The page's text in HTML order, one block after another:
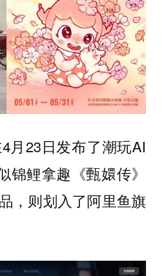
月23日发布了潮玩AI
锦鲤拿趣《甄嬛传》
，则划入了阿里鱼旗